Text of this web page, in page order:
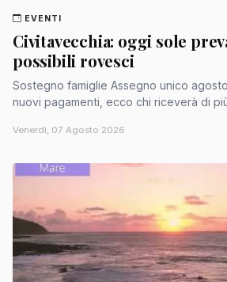
EVENTI
Civitavecchia: oggi sole
possibili rovesci
Sostegno famiglie Assegno unico
nuovi pagamenti, ecco chi riceverà di
Venerdì, 07 Agosto 2026